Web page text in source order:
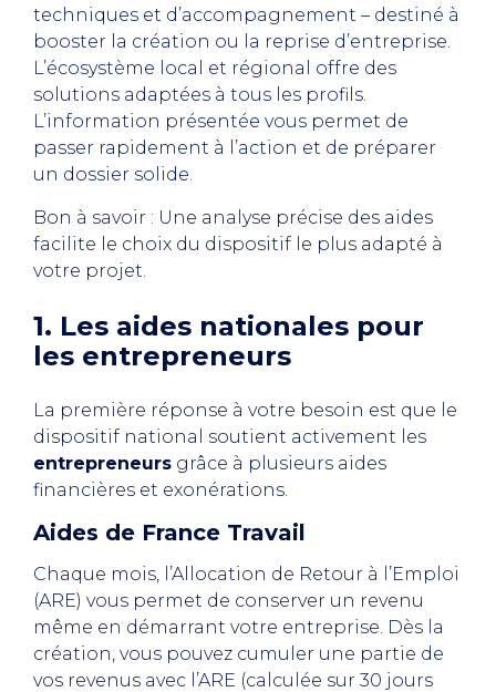
techniques et d’accompagnement – destiné à
booster la création ou la reprise d’entreprise.
L’écosystème local et régional offre des
solutions adaptées à tous les profils.
L’information présentée vous permet de
passer rapidement à l’action et de préparer
un dossier solide.
Bon à savoir : Une analyse précise des aides
facilite le choix du dispositif le plus adapté à
votre projet.
1. Les aides nationales pour
les entrepreneurs
La première réponse à votre besoin est que le
dispositif national soutient activement les
entrepreneurs grâce à plusieurs aides
financières et exonérations.
Aides de France Travail
Chaque mois, l’Allocation de Retour à l’Emploi
(ARE) vous permet de conserver un revenu
même en démarrant votre entreprise. Dès la
création, vous pouvez cumuler une partie de
vos revenus avec l’ARE (calculée sur 30 jours